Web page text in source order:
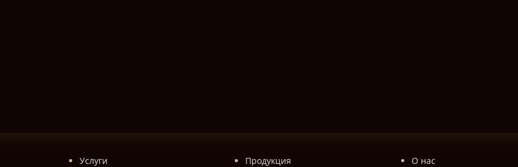
Услуги Продукция О нас